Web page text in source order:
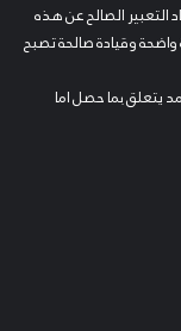
التعبير الصالح عن هذه
واضحة وقيادة صالحة تصبح
يتعلق بما حصل اما